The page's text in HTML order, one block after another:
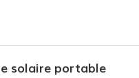
solaire portable